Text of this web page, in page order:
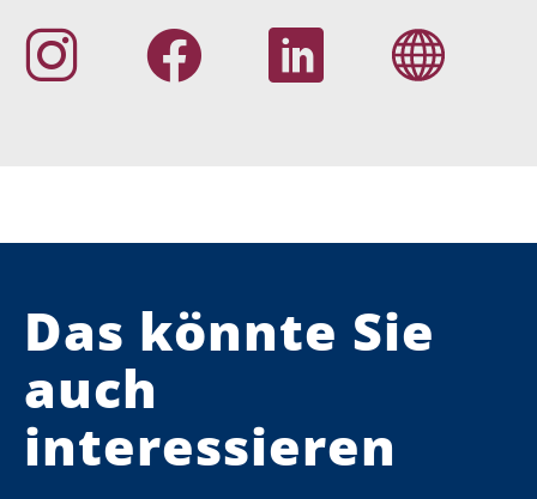
Das könnte Sie
auch
interessieren